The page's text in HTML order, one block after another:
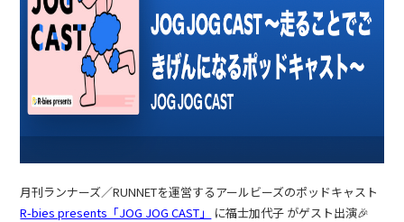
月刊ランナーズ／RUNNETを運営するアールビーズのポッドキャスト
R-bies presents「JOG JOG CAST」
に福士加代子 がゲスト出演🎉